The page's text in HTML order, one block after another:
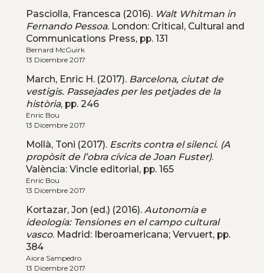
Pasciolla, Francesca (2016). Walt Whitman in
Fernando Pessoa. London: Critical, Cultural and
Communications Press, pp. 131
Bernard McGuirk
13 Dicembre 2017
March, Enric H. (2017). Barcelona, ciutat de
vestigis. Passejades per les petjades de la
història, pp. 246
Enric Bou
13 Dicembre 2017
Mollà, Toni (2017). Escrits contra el silenci. (A
propòsit de l’obra cívica de Joan Fuster).
València: Vincle editorial, pp. 165
Enric Bou
13 Dicembre 2017
Kortazar, Jon (ed.) (2016). Autonomía e
ideología: Tensiones en el campo cultural
vasco. Madrid: Iberoamericana; Vervuert, pp.
384
Aiora Sampedro
13 Dicembre 2017